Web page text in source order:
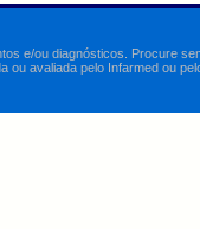
e/ou diagnósticos. Procure
avaliada pelo Infarmed ou